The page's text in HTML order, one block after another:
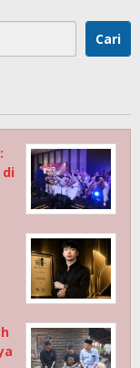
Cari